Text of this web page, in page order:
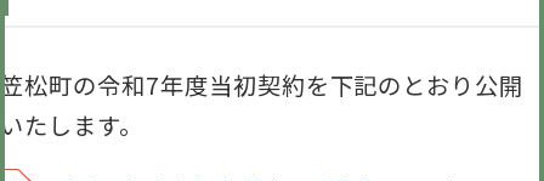
笠松町の令和7年度当初契約を下記のとおり公開
いたします。